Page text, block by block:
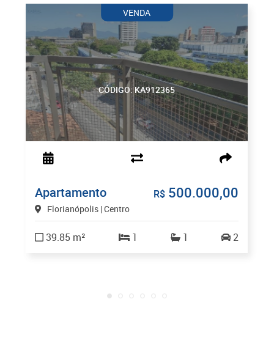
CÓDIGO: KA912365
VENDA
Apartamento
Florianópolis | Centro
R$ 500.000,00
39.85 m² 1 1 2